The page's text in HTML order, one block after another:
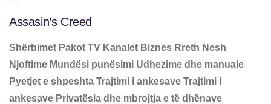
Assasin’s Creed
Shërbimet Pakot TV Kanalet Biznes Rreth Nesh
Njoftime Mundësi punësimi Udhezime dhe manuale
Pyetjet e shpeshta Trajtimi i ankesave Trajtimi i
ankesave Privatësia dhe mbrojtja e të dhënave